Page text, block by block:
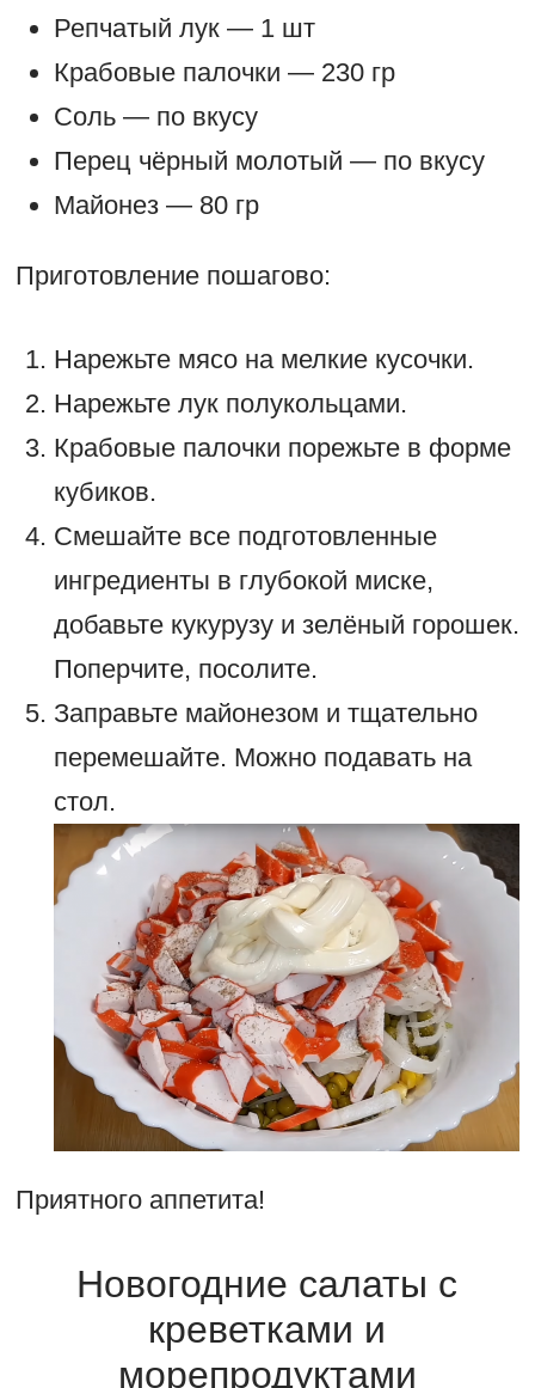
Репчатый лук — 1 шт
Крабовые палочки — 230 гр
Соль — по вкусу
Перец чёрный молотый — по вкусу
Майонез — 80 гр
Приготовление пошагово:
Нарежьте мясо на мелкие кусочки.
Нарежьте лук полукольцами.
Крабовые палочки порежьте в форме
кубиков.
Смешайте все подготовленные
ингредиенты в глубокой миске,
добавьте кукурузу и зелёный горошек.
Поперчите, посолите.
Заправьте майонезом и тщательно
перемешайте. Можно подавать на
стол.
Приятного аппетита!
Новогодние салаты с
креветками и
морепродуктами